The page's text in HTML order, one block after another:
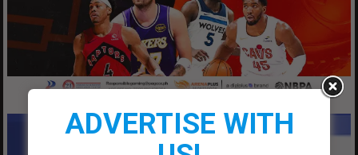
ADVERTISE WITH